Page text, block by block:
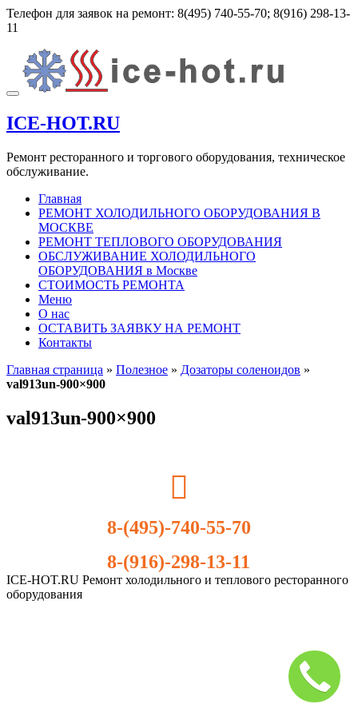
Перейти
к
Телефон для заявок на ремонт: 8(495) 740-55-70; 8(916) 298-13-
11
Показать/
навигацию
ICE-HOT.RU
Ремонт ресторанного и торгового оборудования, техническое
обслуживание.
Главная
РЕМОНТ ХОЛОДИЛЬНОГО ОБОРУДОВАНИЯ В
МОСКВЕ
РЕМОНТ ТЕПЛОВОГО ОБОРУДОВАНИЯ
ОБСЛУЖИВАНИЕ ХОЛОДИЛЬНОГО
ОБОРУДОВАНИЯ в Москве
СТОИМОСТЬ РЕМОНТА
Меню
О нас
ОСТАВИТЬ ЗАЯВКУ НА РЕМОНТ
Контакты
Главная страница » Полезное » Дозаторы соленоидов »
val913un-900×900
val913un-900×900
8-(495)-740-55-70
8-(916)-298-13-11
ICE-HOT.RU Ремонт холодильного и теплового ресторанного
оборудования